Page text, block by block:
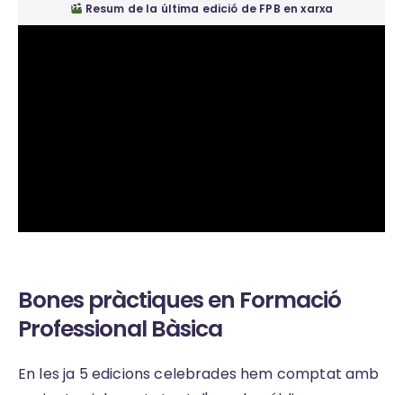
Resum de la última edició de FPB en xarxa
Bones pràctiques en Formació
Professional Bàsica
En les ja 5 edicions celebrades hem comptat amb